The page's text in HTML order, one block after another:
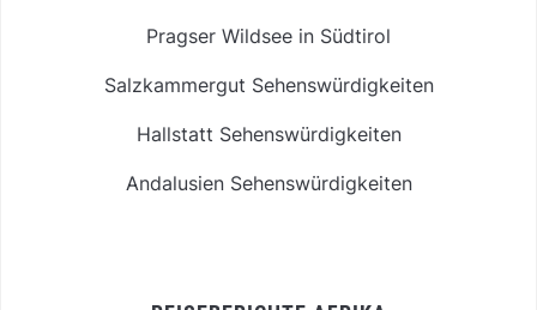
Pragser Wildsee in Südtirol
Salzkammergut Sehenswürdigkeiten
Hallstatt Sehenswürdigkeiten
Andalusien Sehenswürdigkeiten